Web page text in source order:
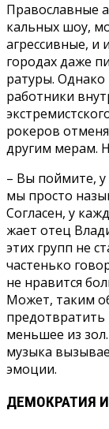
Православные
кальных шоу,
агрессивные, и
городах даже
ратуры. Однако
работники
рокеров
другим мерам.
– Вы поймите, у
мы просто
Согласен, у
жает отец
этих групп не
частенько
не нравится
Может, та­ким
меньшее из
музыка
эмоции.
ДЕМОКРАТИЯ